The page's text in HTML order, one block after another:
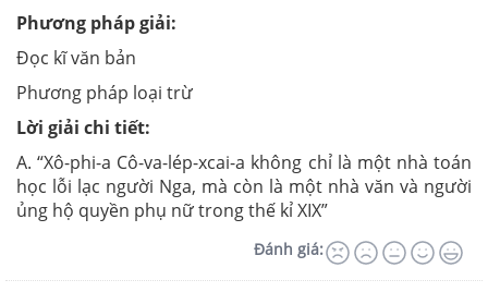
Phương pháp giải:
Đọc kĩ văn bản
Phương pháp loại trừ
Lời giải chi tiết:
A. “Xô-phi-a Cô-va-lép-xcai-a không chỉ là một nhà toán
học lỗi lạc người Nga, mà còn là một nhà văn và người
ủng hộ quyền phụ nữ trong thế kỉ XIX”
Đánh giá: